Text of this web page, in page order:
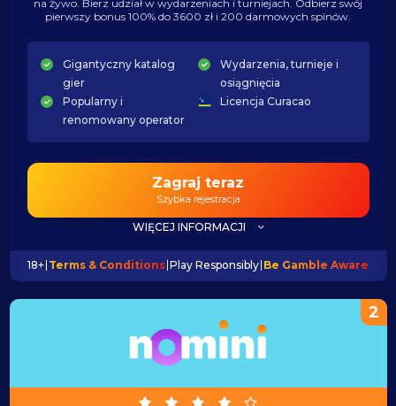
na żywo. Bierz udział w wydarzeniach i turniejach. Odbierz swój
pierwszy bonus 100% do 3600 zł i 200 darmowych spinów.
Gigantyczny katalog
gier
Wydarzenia, turnieje i
osiągnięcia
Popularny i
renomowany operator
Licencja Curacao
Zagraj teraz
Szybka rejestracja
WIĘCEJ INFORMACJI
18+ Terms & Conditions Play Responsibly Be Gamble Aware
2